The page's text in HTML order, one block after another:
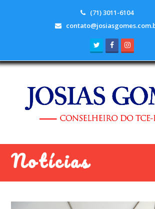
(71) 3011-6104
TwitterFacebook
Notícias